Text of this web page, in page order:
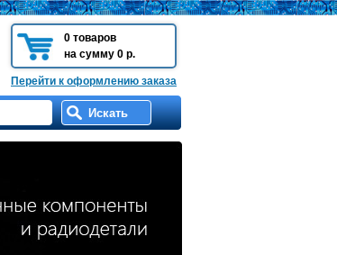
0 товаров
на сумму 0 р.
Перейти к оформлению заказа